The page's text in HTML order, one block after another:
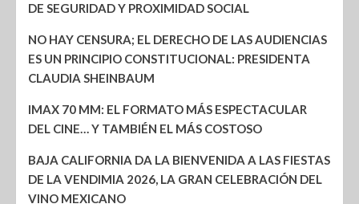
DE SEGURIDAD Y PROXIMIDAD SOCIAL
NO HAY CENSURA; EL DERECHO DE LAS AUDIENCIAS
ES UN PRINCIPIO CONSTITUCIONAL: PRESIDENTA
CLAUDIA SHEINBAUM
IMAX 70 MM: EL FORMATO MÁS ESPECTACULAR
DEL CINE… Y TAMBIÉN EL MÁS COSTOSO
BAJA CALIFORNIA DA LA BIENVENIDA A LAS FIESTAS
DE LA VENDIMIA 2026, LA GRAN CELEBRACIÓN DEL
VINO MEXICANO